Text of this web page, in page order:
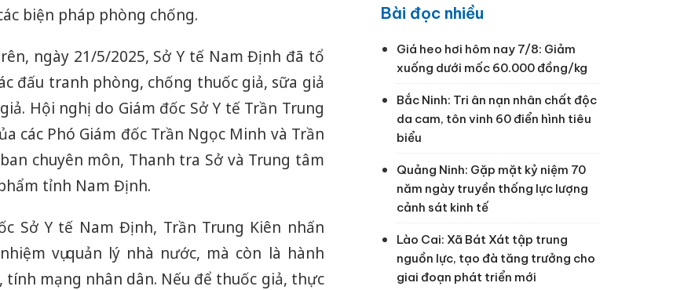
biện pháp phòng chống.
ngày 21/5/2025, Sở Y tế Nam Định đã tổ
đấu tranh phòng, chống thuốc giả, sữa giả
Hội nghị do Giám đốc Sở Y tế Trần Trung
các Phó Giám đốc Trần Ngọc Minh và Trần
chuyên môn, Thanh tra Sở và Trung tâm
tỉnh Nam Định.
Sở Y tế Nam Định, Trần Trung Kiên nhấn
vụ quản lý nhà nước, mà còn là hành
mạng nhân dân. Nếu để thuốc giả, thực
Bài đọc nhiều
Giá heo hơi hôm nay 7/8: Giảm
xuống dưới mốc 60.000 đồng/kg
Bắc Ninh: Tri ân nạn nhân chất độc
da cam, tôn vinh 60 điển hình tiêu
biểu
Quảng Ninh: Gặp mặt kỷ niệm 70
năm ngày truyền thống lực lượng
cảnh sát kinh tế
Lào Cai: Xã Bát Xát tập trung
nguồn lực, tạo đà tăng trưởng cho
giai đoạn phát triển mới